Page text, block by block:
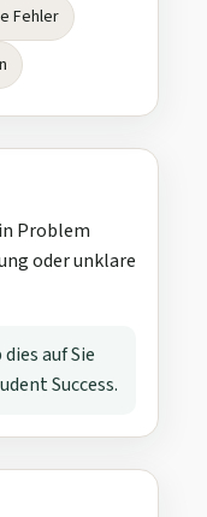
Fehler
Problem
oder unklare
auf Sie
Success.